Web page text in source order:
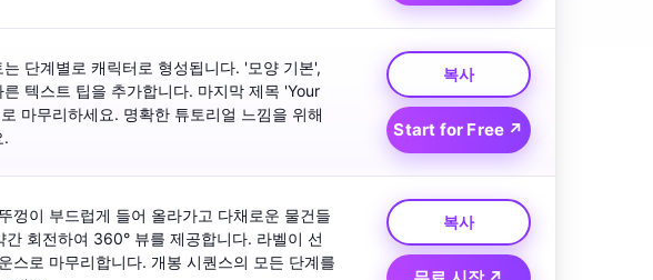
단계별로 캐릭터로 형성됩니다. '모양 기본',
텍스트 팁을 추가합니다. 마지막 제목 'Your
마무리하세요. 명확한 튜토리얼 느낌을 위해
.
복사
Start for Free ↗
껑이 부드럽게 들어 올라가고 다채로운 물건들
회전하여 360° 뷰를 제공합니다. 라벨이 선
스로 마무리합니다. 개봉 시퀀스의 모든 단계를
복사